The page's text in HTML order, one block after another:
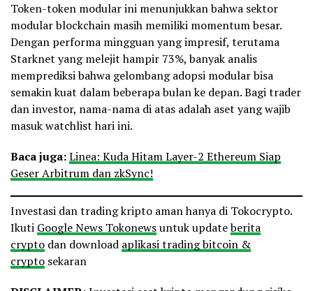
Token-token modular ini menunjukkan bahwa sektor
modular blockchain masih memiliki momentum besar.
Dengan performa mingguan yang impresif, terutama
Starknet yang melejit hampir 73%, banyak analis
memprediksi bahwa gelombang adopsi modular bisa
semakin kuat dalam beberapa bulan ke depan. Bagi trader
dan investor, nama-nama di atas adalah aset yang wajib
masuk watchlist hari ini.
Baca juga:Linea: Kuda Hitam Layer-2 Ethereum Siap
Geser Arbitrum dan zkSync!
Investasi dan trading kripto aman hanya di Tokocrypto.
Ikuti Google News Tokonewsuntuk updateberita
crypto dan download aplikasi trading bitcoin &
crypto sekaran